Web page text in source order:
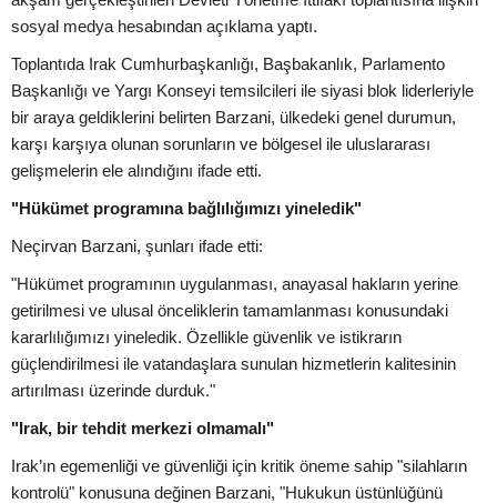
sosyal medya hesabından açıklama yaptı.
Toplantıda Irak Cumhurbaşkanlığı, Başbakanlık, Parlamento
Başkanlığı ve Yargı Konseyi temsilcileri ile siyasi blok liderleriyle
bir araya geldiklerini belirten Barzani, ülkedeki genel durumun,
karşı karşıya olunan sorunların ve bölgesel ile uluslararası
gelişmelerin ele alındığını ifade etti.
"Hükümet programına bağlılığımızı yineledik"
Neçirvan Barzani, şunları ifade etti:
"Hükümet programının uygulanması, anayasal hakların yerine
getirilmesi ve ulusal önceliklerin tamamlanması konusundaki
kararlılığımızı yineledik. Özellikle güvenlik ve istikrarın
güçlendirilmesi ile vatandaşlara sunulan hizmetlerin kalitesinin
artırılması üzerinde durduk."
"Irak, bir tehdit merkezi olmamalı"
Irak’ın egemenliği ve güvenliği için kritik öneme sahip "silahların
kontrolü" konusuna değinen Barzani, "Hukukun üstünlüğünü